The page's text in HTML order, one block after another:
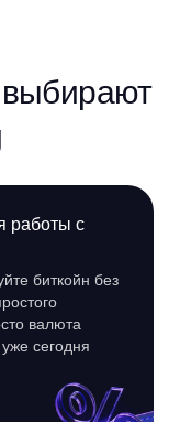
работы с
биткойн без
валюта
сегодня